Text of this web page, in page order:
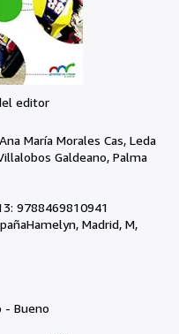
editor
María Morales Cas, Leda
Galdeano, Palma
9788469810941
Hamelyn, Madrid, M,
- Bueno